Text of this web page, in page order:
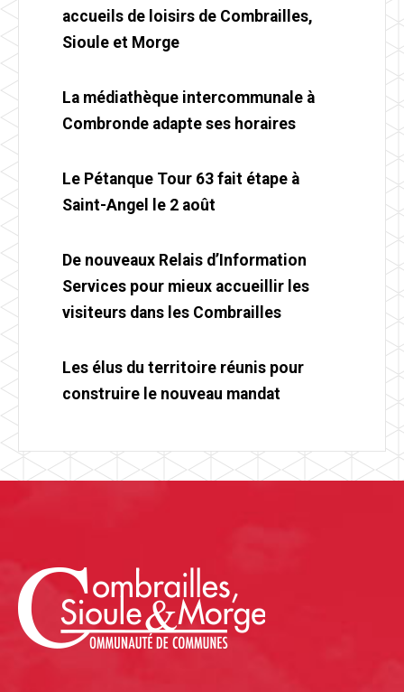
accueils de loisirs de Combrailles,
Sioule et Morge
La médiathèque intercommunale à
Combronde adapte ses horaires
Le Pétanque Tour 63 fait étape à
Saint-Angel le 2 août
De nouveaux Relais d’Information
Services pour mieux accueillir les
visiteurs dans les Combrailles
Les élus du territoire réunis pour
construire le nouveau mandat